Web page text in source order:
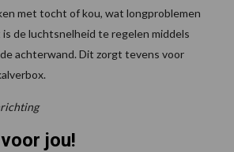
met tocht of kou, wat longproblemen
de luchtsnelheid te regelen middels
achterwand. Dit zorgt tevens voor
jou!